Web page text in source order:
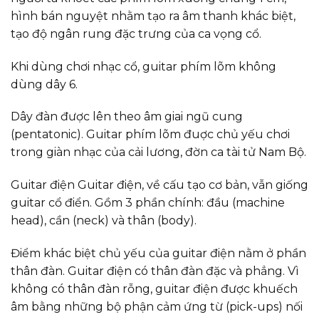
hình bán nguyệt nhằm tạo ra âm thanh khác biệt,
tạo độ ngân rung đặc trưng của ca vọng cổ.
Khi dùng chơi nhạc cổ, guitar phím lõm không
dùng dây 6.
Dây đàn được lên theo âm giai ngũ cung
(pentatonic). Guitar phím lõm đuợc chủ yếu chơi
trong giàn nhạc của cải lương, đờn ca tài tử Nam Bộ.
Guitar điện Guitar điện, về cấu tạo cơ bản, vẫn giống
guitar cổ điển. Gồm 3 phần chính: đầu (machine
head), cần (neck) và thân (body).
Điểm khác biệt chủ yếu của guitar điện nằm ở phần
thân đàn. Guitar điện có thân đàn đặc và phẳng. Vì
không có thân đàn rỗng, guitar điện được khuếch
âm bằng những bộ phận cảm ứng từ (pick-ups) nối